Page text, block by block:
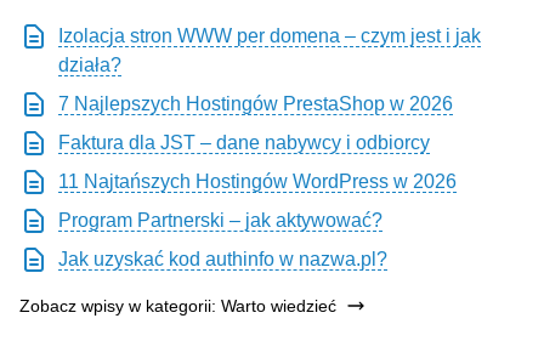
Izolacja stron WWW per domena – czym jest i jak
działa?
7 Najlepszych Hostingów PrestaShop w 2026
Faktura dla JST – dane nabywcy i odbiorcy
11 Najtańszych Hostingów WordPress w 2026
Program Partnerski – jak aktywować?
Jak uzyskać kod authinfo w nazwa.pl?
Zobacz wpisy w kategorii: Warto wiedzieć